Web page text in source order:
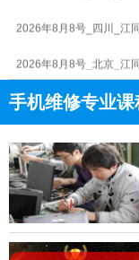
2026年8月8号_四川_江
2026年8月8号_北京_江
2026年8月8号_贵州_周
2026年8月8号_湖南_江
2026年8月8号_江苏_张
2026年8月8号_广西_李
手机维修专业课
点击免费咨询